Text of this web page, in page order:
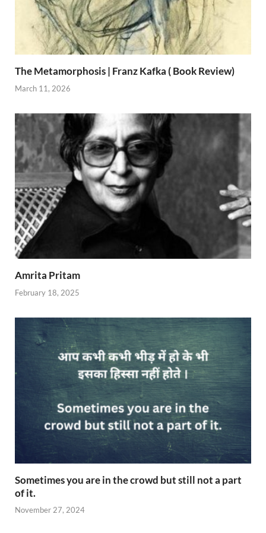
The Metamorphosis | Franz Kafka ( Book Review)
March 11, 2026
Amrita Pritam
February 18, 2025
Sometimes you are in the crowd but still not a part
of it.
November 27, 2024